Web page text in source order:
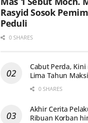
Rasyid Sosok
Peduli
0 SHARES
Cabut Perda, Kini
Lima Tahun
0 SHARES
Akhir Cerita
Ribuan Korban